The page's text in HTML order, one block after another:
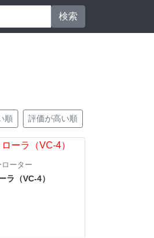
検索
順 評価が高い順
ーター
ラ（VC-4）